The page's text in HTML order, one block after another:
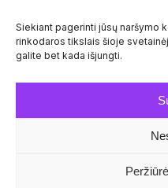
Siekiant pagerinti jūsų naršymo
rinkodaros tikslais šioje
galite bet kada išjungti.
Siuntos sekimas
Paštomatų prieinamumas